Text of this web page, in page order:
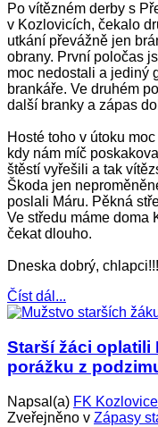
Po vítězném derby s
v Kozlovicích, čekalo
utkání převážně jen
obrany. První poločas
moc nedostali a jediný
brankáře. Ve druhém
další branky a zápas
Hosté toho v útoku
kdy nám míč
štěstí vyřešili a tak
Škoda jen
poslali Máru. Pěkná
Ve středu máme doma
čekat dlouho.
Dneska dobrý, chlapci!!!
Číst dál...
Starší žáci oplatili
porážku z
Napsal(a) FK Kozlovice
Zveřejněno v Zápasy